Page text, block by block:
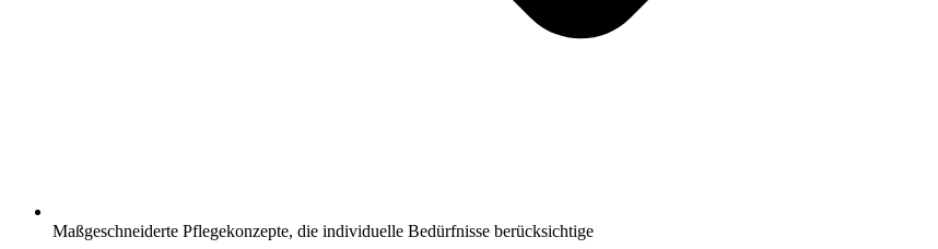
Maßgeschneiderte Pflegekonzepte, die individuelle Bedürfnisse berücksichtige